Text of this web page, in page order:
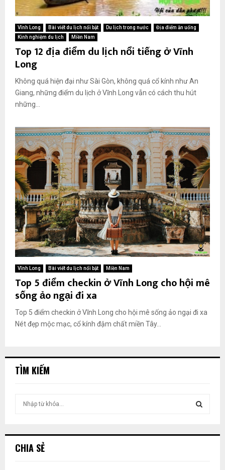
Vĩnh Long Bài viết du lịch nổi bật Du lịch trong nước
Địa điểm ăn uống
Kinh nghiệm du lịch
Miền Nam
Top 12 địa điểm du lịch nổi tiếng ở Vĩnh
Long
Không quá hiện đại như Sài Gòn, không quá cổ kính như An
Giang, những điểm du lịch ở Vĩnh Long vẫn có cách thu hút
những...
Vĩnh Long Bài viết du lịch nổi bật Miền Nam
Top 5 điểm checkin ở Vĩnh Long cho hội mê
sống ảo ngại đi xa
Top 5 điểm checkin ở Vĩnh Long cho hội mê sống ảo ngại đi xa
Nét đẹp mộc mạc, cổ kính đậm chất miền Tây...
TÌM KIẾM
ế
CHIA SẺ